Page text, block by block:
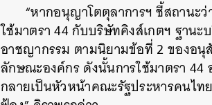
“หากอนุญาโตตุลาการฯ ชี้สถานะ
ใช้มาตรา 44 กับบริษัทคิงส์เกตฯ ฐาน
อาชญากรรม ตามนิยามข้อที่ 2 ของอ
ลักษณะองค์กร ดังนั้นการใช้มาตรา
กลายเป็นหัวหน้าคณะรัฐประหารคนไท